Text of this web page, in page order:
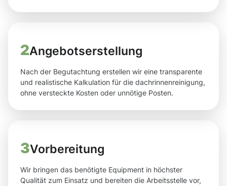
2Angebotserstellung
Nach der Begutachtung erstellen wir eine transparente
und realistische Kalkulation für die dachrinnenreinigung,
ohne versteckte Kosten oder unnötige Posten.
3Vorbereitung
Wir bringen das benötigte Equipment in höchster
Qualität zum Einsatz und bereiten die Arbeitsstelle vor,